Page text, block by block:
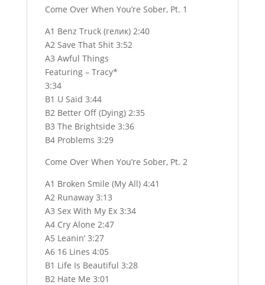
Come Over When You’re Sober, Pt. 1
A1 Benz Truck (гелик) 2:40
A2 Save That Shit 3:52
A3 Awful Things
Featuring – Tracy*
3:34
B1 U Said 3:44
B2 Better Off (Dying) 2:35
B3 The Brightside 3:36
B4 Problems 3:29
Come Over When You’re Sober, Pt. 2
A1 Broken Smile (My All) 4:41
A2 Runaway 3:13
A3 Sex With My Ex 3:34
A4 Cry Alone 2:47
A5 Leanin’ 3:27
A6 16 Lines 4:05
B1 Life Is Beautiful 3:28
B2 Hate Me 3:01